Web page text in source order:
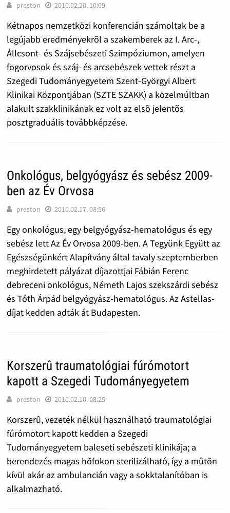
preston 2010.02.20. 10:09
Kétnapos nemzetközi konferencián számoltak be a
legújabb eredményekrõl a szakemberek az I. Arc-,
Állcsont- és Szájsebészeti Szimpóziumon, amelyen
fogorvosok és száj- és arcsebészek vettek részt a
Szegedi Tudományegyetem Szent-Györgyi Albert
Klinikai Központjában (SZTE SZAKK) a közelmúltban
alakult szakklinikának ez volt az elsõ jelentõs
posztgraduális továbbképzése.
Onkológus, belgyógyász és sebész 2009-
ben az Év Orvosa
preston 2010.02.17. 08:56
Egy onkológus, egy belgyógyász-hematológus és egy
sebész lett Az Év Orvosa 2009-ben. A Tegyünk Együtt az
Egészségünkért Alapítvány által tavaly szeptemberben
meghirdetett pályázat díjazottjai Fábián Ferenc
debreceni onkológus, Németh Lajos szekszárdi sebész
és Tóth Árpád belgyógyász-hematológus. Az Astellas-
díjat kedden adták át Budapesten.
Korszerû traumatológiai fúrómotort
kapott a Szegedi Tudományegyetem
preston 2010.02.10. 08:25
Korszerû, vezeték nélkül használható traumatológiai
fúrómotort kapott kedden a Szegedi
Tudományegyetem baleseti sebészeti klinikája; a
berendezés magas hõfokon sterilizálható, így a mûtõn
kívül akár az ambulancián vagy a sokktalanítóban is
alkalmazható.